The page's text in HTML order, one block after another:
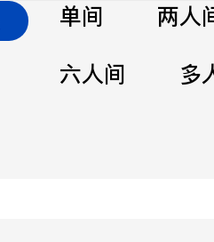
单间
两人
六人间
多